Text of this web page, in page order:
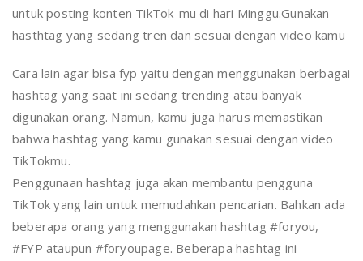
untuk posting konten TikTok-mu di hari Minggu.Gunakan
hasthtag yang sedang tren dan sesuai dengan video kamu
Cara lain agar bisa fyp yaitu dengan menggunakan berbagai
hashtag yang saat ini sedang trending atau banyak
digunakan orang. Namun, kamu juga harus memastikan
bahwa hashtag yang kamu gunakan sesuai dengan video
TikTokmu.
Penggunaan hashtag juga akan membantu pengguna
TikTok yang lain untuk memudahkan pencarian. Bahkan ada
beberapa orang yang menggunakan hashtag #foryou,
#FYP ataupun #foryoupage. Beberapa hashtag ini